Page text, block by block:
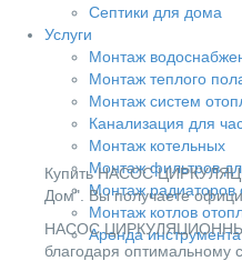
Септики для дома
Услуги
Монтаж
Монтаж теплого
Монтаж систем
Канализация для
Монтаж котельных
Монтаж фильтров
Монтаж радиаторов
Монтаж котлов
Аренда инструмента
Купить НАСОС
Дом". Вы получаете
НАСОС ЦИРКУЛЯЦИОННЫЙ
благодаря оптимальному